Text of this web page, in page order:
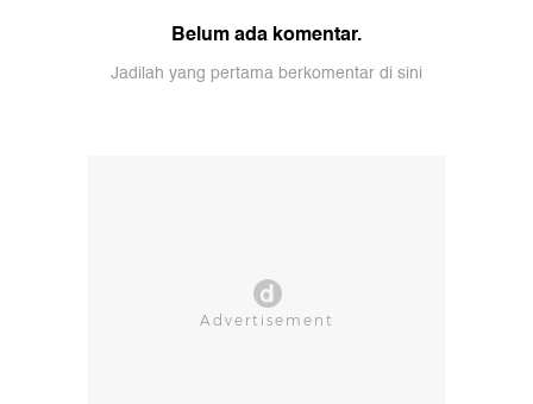
Belum ada komentar.
Jadilah yang pertama berkomentar di sini